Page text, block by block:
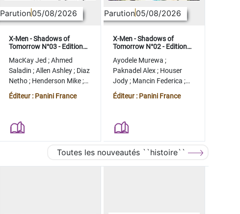
Parution05/08/2026
X-Men - Shadows of
Tomorrow N°03 - Edition
MacKay Jed ;Ahmed
Saladin ;Allen Ashley; Diaz
Netho; Henderson Mike;
Stegman Ryan
Éditeur : Panini France
Parution05/08/2026
X-Men - Shadows of
Tomorrow N°02 - Edition
Ayodele Murewa ;
Paknadel Alex; Houser
Jody; Mancin Federica ;
Antonio Roge
Éditeur : Panini France
Toutes les nouveautés ``histoire``